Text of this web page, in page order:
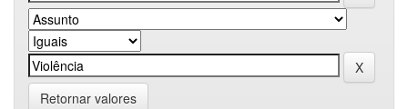
Retornar valores